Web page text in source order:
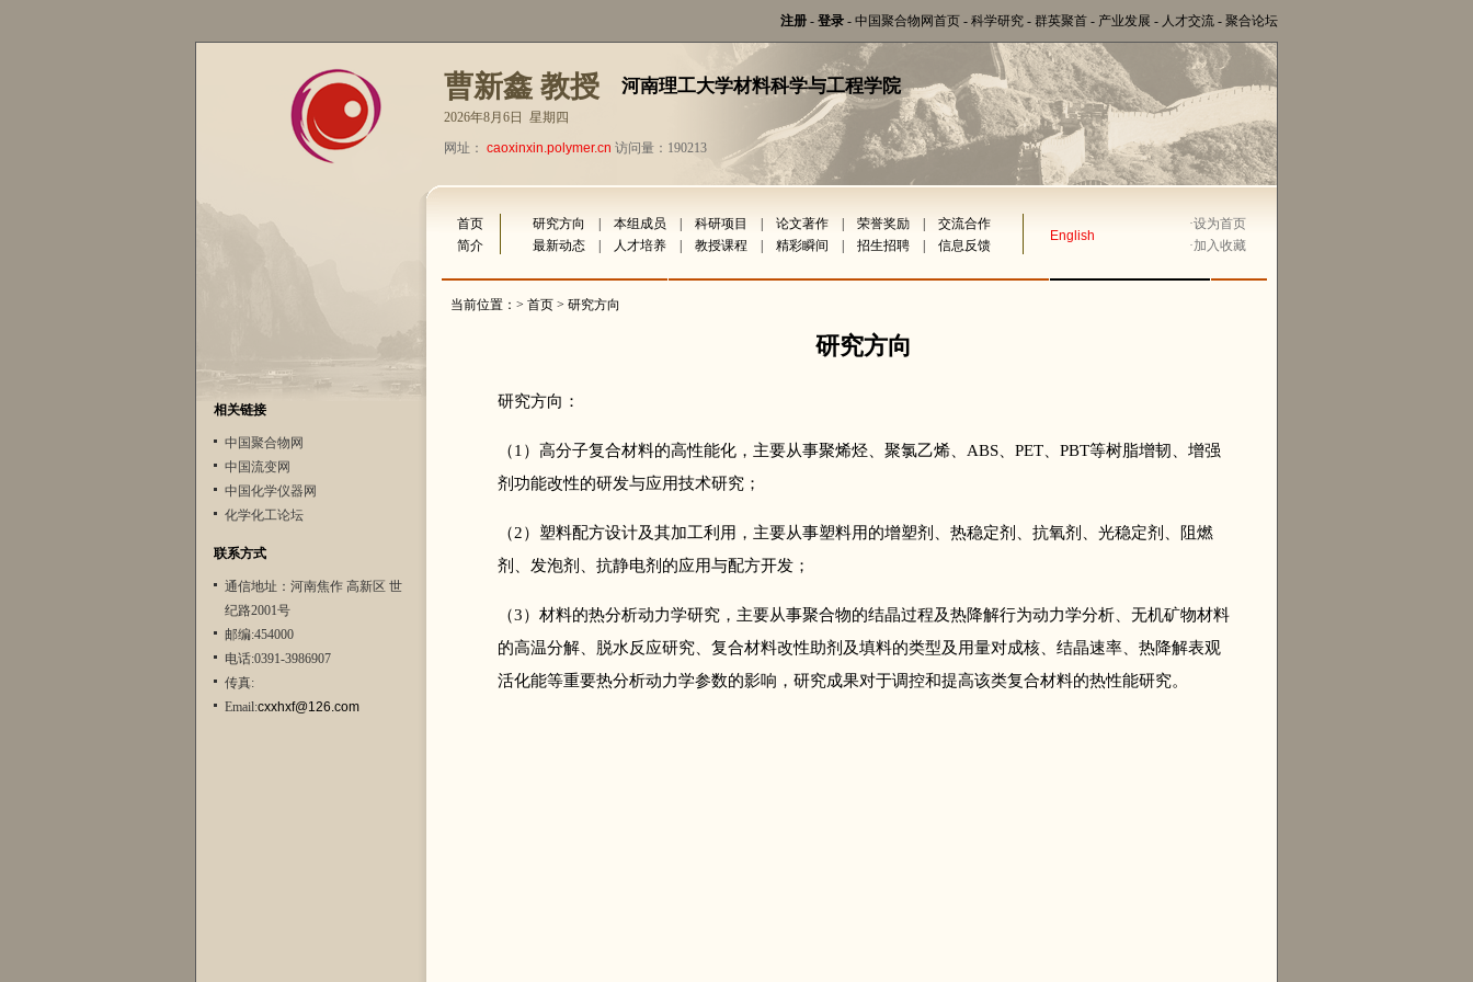
注册 - 登录 - 中国聚合物网首页 - 科学研究 - 群英聚首 - 产业发展 - 人才交流 - 聚合论坛
曹新鑫 教授 河南理工大学材料科学与工程学院
2026年8月6日 星期四
网址： caoxinxin.polymer.cn 访问量：190213
相关链接
中国聚合物网
中国流变网
中国化学仪器网
化学化工论坛
联系方式
通信地址：河南焦作 高新区 世
纪路2001号
邮编:454000
电话:0391-3986907
传真:
Email:cxxhxf@126.com
首页 研究方向 本组成员 科研项目 论文著作 荣誉奖励 交流合作
English
·设为首页
简介
最新动态 人才培养 教授课程 精彩瞬间 招生招聘 信息反馈 ·加入收藏
当前位置：> 首页 > 研究方向
研究方向
研究方向：
（1）高分子复合材料的高性能化，主要从事聚烯烃、聚氯乙烯、ABS、PET、PBT等树脂增韧、增强
剂功能改性的研发与应用技术研究；
（2）塑料配方设计及其加工利用，主要从事塑料用的增塑剂、热稳定剂、抗氧剂、光稳定剂、阻燃
剂、发泡剂、抗静电剂的应用与配方开发；
（3）材料的热分析动力学研究，主要从事聚合物的结晶过程及热降解行为动力学分析、无机矿物材料
的高温分解、脱水反应研究、复合材料改性助剂及填料的类型及用量对成核、结晶速率、热降解表观
活化能等重要热分析动力学参数的影响，研究成果对于调控和提高该类复合材料的热性能研究。